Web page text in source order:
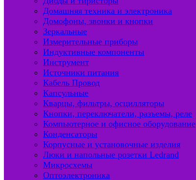
Домашняя техника и электроника
Домофоны, звонки и кнопки
Зеркальные
Измерительные приборы
Индуктивные компоненты
Инструмент
Источники питания
Кабель Провод
Капсульные
Кварцы, фильтры, осцилляторы
Кнопки, переключатели, разъемы, реле
Компьютерное и офисное оборудование
Конденсаторы
Корпусные и установочные изделия
Люки и напольные розетки Ledrand
Микросхемы
Оптоэлектроника